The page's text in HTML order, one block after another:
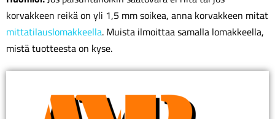
korvakkeen reikä on yli 1,5 mm soikea, anna korvakkeen mitat
mittatilauslomakkeella. Muista ilmoittaa samalla lomakkeella,
mistä tuotteesta on kyse.